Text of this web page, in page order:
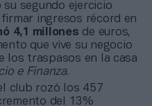
su segundo ejercicio
ingresos récord en
4,1 millones de euros,
que vive su negocio
los traspasos en la casa
e Finanza.
club rozó los 457
del 13%